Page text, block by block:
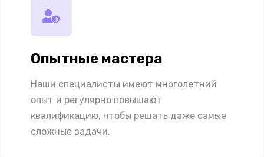
Опытные мастера
Наши специалисты имеют многолетний
опыт и регулярно повышают
квалификацию, чтобы решать даже самые
сложные задачи.